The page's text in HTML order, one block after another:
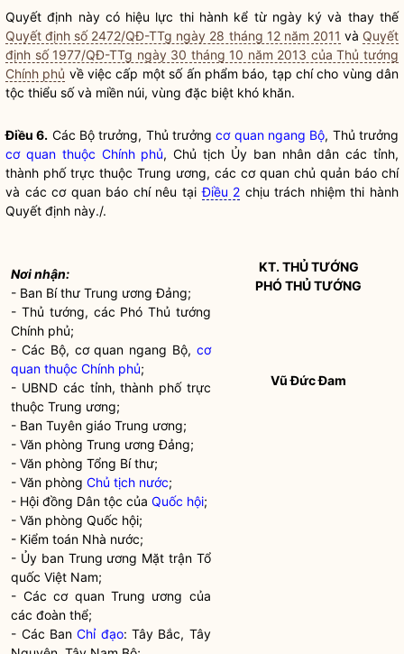
Quyết định này có hiệu lực thi hành kể từ ngày ký và thay thế
Quyết định số 2472/QĐ-TTg ngày 28 tháng 12 năm 2011 và Quyết
định số 1977/QĐ-TTg ngày 30 tháng 10 năm 2013 của Thủ tướng
Chính phủ về việc cấp một số ấn phẩm báo, tạp chí cho vùng dân
tộc thiểu số và miền núi, vùng đặc biệt khó khăn.
Điều 6. Các Bộ trưởng, Thủ trưởngcơ quan ngang Bộ, Thủ trưởng
cơ quan thuộc Chính phủ, Chủ tịch Ủy ban nhân dân các tỉnh,
thành phố trực thuộc Trung ương, các cơ quan chủ quản báo chí
và các cơ quan báo chí nêu tạiĐiều 2 chịu trách nhiệm thi hành
Quyết định này./.
Nơi nhận:
- Ban Bí thư Trung ương Đảng;
- Thủ tướng, các Phó Thủ tướng
Chính phủ;
- Các Bộ, cơ quan ngang Bộ, cơ
quan thuộc Chính phủ;
- UBND các tỉnh, thành phố trực
thuộc Trung ương;
- Ban Tuyên giáo Trung ương;
- Văn phòng Trung ương Đảng;
- Văn phòng Tổng Bí thư;
- Văn phòngChủ tịch nước;
- Hội đồng Dân tộc củaQuốc hội;
- Văn phòngQuốc hội;
- Kiểm toán Nhà nước;
- Ủy ban Trung ương Mặt trận Tổ
quốc Việt Nam;
- Các cơ quan Trung ương của
các đoàn thể;
- Các BanChỉ đạo: Tây Bắc, Tây
KT. THỦ TƯỚNG
PHÓ THỦ TƯỚNG
Vũ Đức Đam